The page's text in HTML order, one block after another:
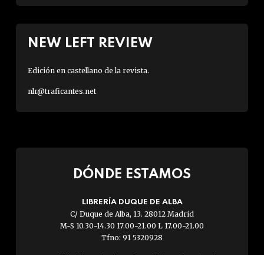
NEW LEFT REVIEW
Edición en castellano de la revista.
nlr@traficantes.net
DÓNDE ESTAMOS
LIBRERÍA DUQUE DE ALBA
C/ Duque de Alba, 13. 28012 Madrid
M-S 10.30-14.30 17.00-21.00 L 17.00-21.00
Tfno: 91 5320928